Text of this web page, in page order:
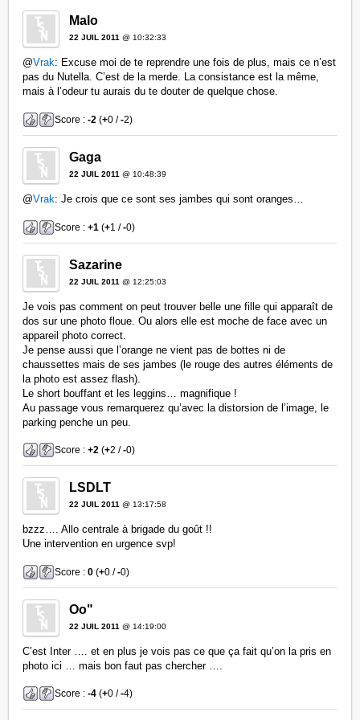
Malo
22 JUIL 2011 @ 10:32:33
@Vrak: Excuse moi de te reprendre une fois de plus, mais ce n’est
pas du Nutella. C’est de la merde. La consistance est la même,
mais à l’odeur tu aurais du te douter de quelque chose.
Score :-2 (+0 /-2)
Gaga
22 JUIL 2011 @ 10:48:39
@Vrak: Je crois que ce sont ses jambes qui sont oranges…
Score :+1 (+1 /-0)
Sazarine
22 JUIL 2011 @ 12:25:03
Je vois pas comment on peut trouver belle une fille qui apparaît de
dos sur une photo floue. Ou alors elle est moche de face avec un
appareil photo correct.
Je pense aussi que l’orange ne vient pas de bottes ni de
chaussettes mais de ses jambes (le rouge des autres éléments de
la photo est assez flash).
Le short bouffant et les leggins… magnifique !
Au passage vous remarquerez qu’avec la distorsion de l’image, le
parking penche un peu.
Score :+2 (+2 /-0)
LSDLT
22 JUIL 2011 @ 13:17:58
bzzz…. Allo centrale à brigade du goût !!
Une intervention en urgence svp!
Score :0 (+0 /-0)
Oo"
22 JUIL 2011 @ 14:19:00
C’est Inter …. et en plus je vois pas ce que ça fait qu’on la pris en
photo ici … mais bon faut pas chercher ….
Score :-4 (+0 /-4)